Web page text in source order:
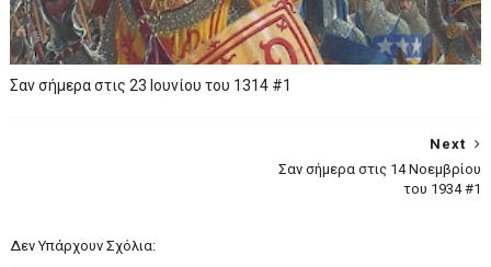
Σαν σήμερα στις 23 Ιουνίου του 1314 #1
Next
Σαν σήμερα στις 14 Νοεμβρίου
του 1934 #1
Δεν Υπάρχουν Σχόλια: